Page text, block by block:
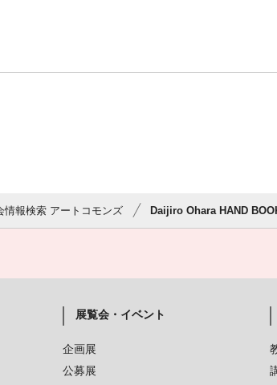
情報検索 アートコモンズ Daijiro Ohara HAND
展覧会・イベント
企画展
公募展